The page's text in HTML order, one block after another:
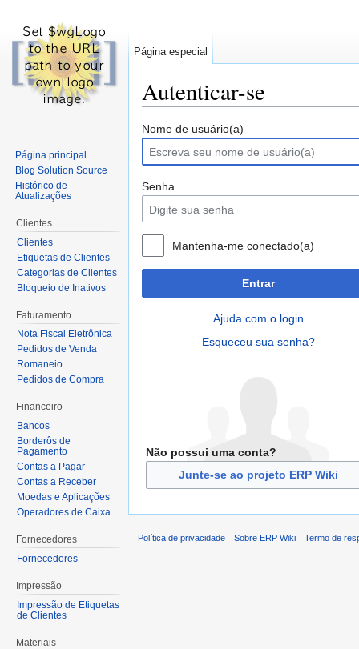
Autenticar-se
Nome de usuário(a)
Senha
Mantenha-me conectado(a)
Entrar
Ajuda com o login
Esqueceu sua senha?
Não possui uma conta?
Junte-se ao projeto ERP Wiki
Página especial
Página principal
Blog Solution Source
Histórico de
Atualizações
Clientes
Clientes
Etiquetas de Clientes
Categorias de Clientes
Bloqueio de Inativos
Faturamento
Nota Fiscal Eletrônica
Pedidos de Venda
Romaneio
Pedidos de Compra
Financeiro
Bancos
Borderôs de
Pagamento
Contas a Pagar
Contas a Receber
Moedas e Aplicações
Operadores de Caixa
Fornecedores
Fornecedores
Impressão
Impressão de Etiquetas
de Clientes
Materiais
Política de privacidade Sobre ERP Wiki Termo de